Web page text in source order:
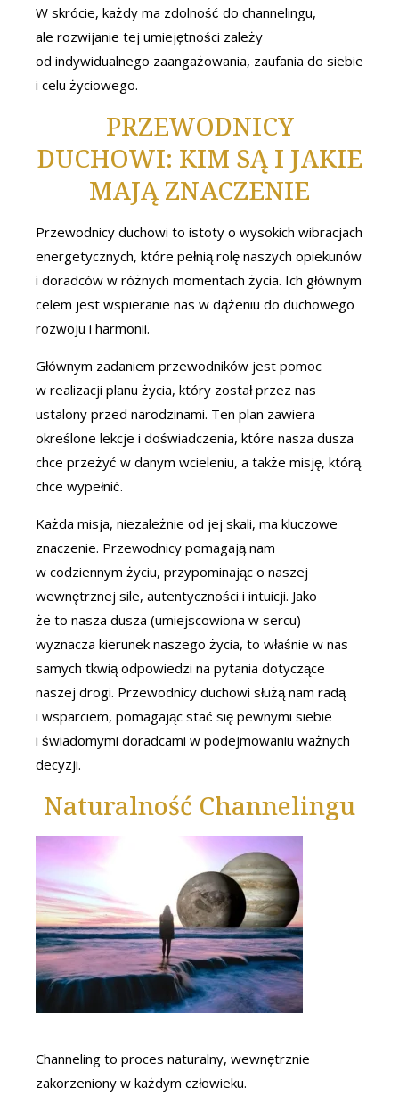
W skrócie, każdy ma zdolność do channelingu,
ale rozwijanie tej umiejętności zależy
od indywidualnego zaangażowania, zaufania do siebie
i celu życiowego.
PRZEWODNICY
DUCHOWI: KIM SĄ I JAKIE
MAJĄ ZNACZENIE
Przewodnicy duchowi to istoty o wysokich wibracjach
energetycznych, które pełnią rolę naszych opiekunów
i doradców w różnych momentach życia. Ich głównym
celem jest wspieranie nas w dążeniu do duchowego
rozwoju i harmonii.
Głównym zadaniem przewodników jest pomoc
w realizacji planu życia, który został przez nas
ustalony przed narodzinami. Ten plan zawiera
określone lekcje i doświadczenia, które nasza dusza
chce przeżyć w danym wcieleniu, a także misję, którą
chce wypełnić.
Każda misja, niezależnie od jej skali, ma kluczowe
znaczenie. Przewodnicy pomagają nam
w codziennym życiu, przypominając o naszej
wewnętrznej sile, autentyczności i intuicji. Jako
że to nasza dusza (umiejscowiona w sercu)
wyznacza kierunek naszego życia, to właśnie w nas
samych tkwią odpowiedzi na pytania dotyczące
naszej drogi. Przewodnicy duchowi służą nam radą
i wsparciem, pomagając stać się pewnymi siebie
i świadomymi doradcami w podejmowaniu ważnych
decyzji.
Naturalność Channelingu
Channeling to proces naturalny, wewnętrznie
zakorzeniony w każdym człowieku.